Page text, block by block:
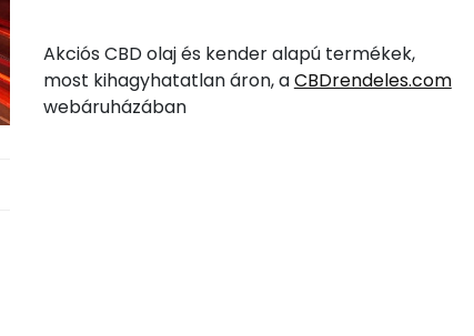
Akciós CBD olaj és kender alapú termékek,
most kihagyhatatlan áron, aCBDrendeles.com
webáruházában